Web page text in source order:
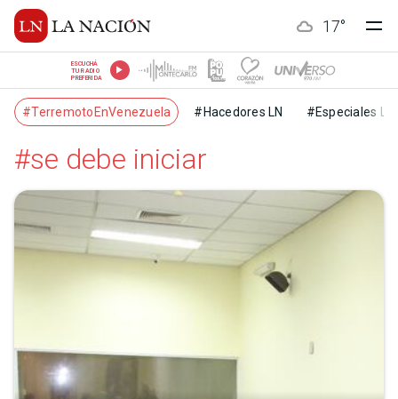
17°
ESCUCHÁ
TU RADIO
PREFERIDA
#TerremotoEnVenezuela #Hacedores LN #Especiales LN
#se debe iniciar